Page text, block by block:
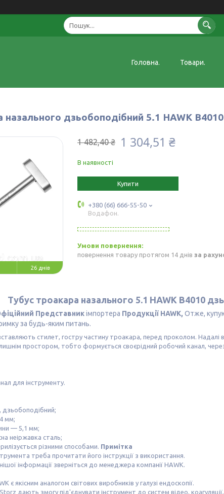
Головна. Товари.
назального дзьобоподібний 5.1 HAWK B4010
26 днів
1 482,40 ₴ 1 304,51 ₴
В наявності
Купити
+380 (66) 666-55-50
Водафон.
повернення товару протягом 14 днів за
Тубус троакара назального 5.1 HAWK B4010
Представникімпортера Продукції HAWK, Отже,
за будь-яким питань.
стилет, гостру частину троакара, перед проколом. Надалі
простором, тобто формується своєрідний робочий канал,
для інструменту.
дзьобоподібний;
мм;
— 5,1 мм;
неіржавка сталь;
різними способами. Примітка
треба прочитати його інструкції з використання.
інформації зверніться до менеджера компанії HAWK.
є якісним аналогом світових виробників у галузі ендоскопії.
дають змогу під'єднувати інструмент до систем відео, коагуляції,